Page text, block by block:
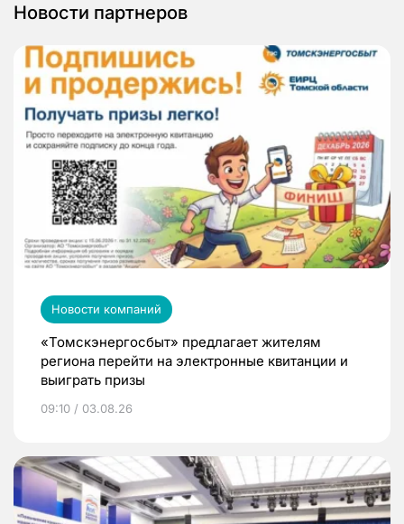
Новости партнеров
Новости компаний
«Томскэнергосбыт» предлагает жителям
региона перейти на электронные квитанции и
выиграть призы
09:10 / 03.08.26